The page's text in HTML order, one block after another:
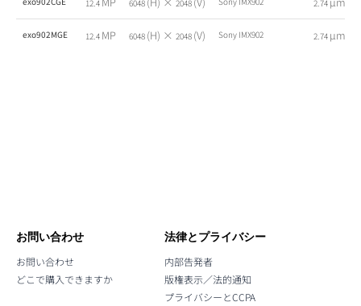
12.4 6048 2048 2.74
exo902MGE 12.4 MP 6048 (H) × 2048 (V) Sony IMX902 2.74 µm
お問い合わせ
お問い合わせ
どこで購入できますか
法律とプライバシー
内部告発者
版権表示／法的通知
プライバシーとCCPA